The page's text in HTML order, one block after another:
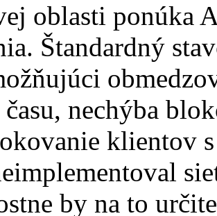
oblasti ponúka
Štandardný
nechýba
klientov
by na to